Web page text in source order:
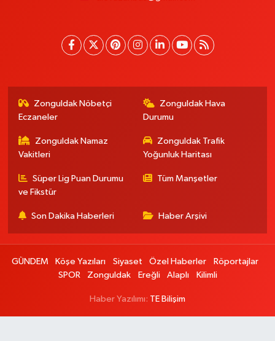
Zonguldak Nöbetçi
Eczaneler
Zonguldak Hava
Durumu
Zonguldak Namaz
Vakitleri
Zonguldak Trafik
Yoğunluk Haritası
Süper Lig Puan Durumu
ve Fikstür
Tüm Manşetler
Son Dakika Haberleri Haber Arşivi
GÜNDEM Köşe Yazıları Siyaset Özel Haberler
Röportajlar
SPOR
Zonguldak Ereğli Alaplı Kilimli
Haber Yazılımı: TE Bilişim